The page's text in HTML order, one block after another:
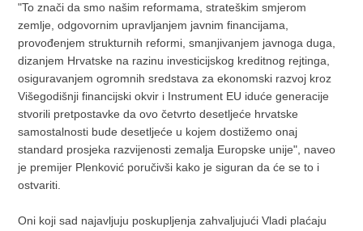
"To znači da smo našim reformama, strateškim smjerom
zemlje, odgovornim upravljanjem javnim financijama,
provođenjem strukturnih reformi, smanjivanjem javnoga duga,
dizanjem Hrvatske na razinu investicijskog kreditnog rejtinga,
osiguravanjem ogromnih sredstava za ekonomski razvoj kroz
Višegodišnji financijski okvir i Instrument EU iduće generacije
stvorili pretpostavke da ovo četvrto desetljeće hrvatske
samostalnosti bude desetljeće u kojem dostižemo onaj
standard prosjeka razvijenosti zemalja Europske unije", naveo
je premijer Plenković poručivši kako je siguran da će se to i
ostvariti.
Oni koji sad najavljuju poskupljenja zahvaljujući Vladi plaćaju